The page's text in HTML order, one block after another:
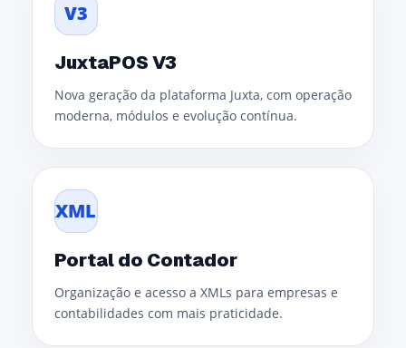
V3
JuxtaPOS V3
Nova geração da plataforma Juxta, com operação
moderna, módulos e evolução contínua.
XML
Portal do Contador
Organização e acesso a XMLs para empresas e
contabilidades com mais praticidade.